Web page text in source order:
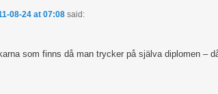
08-24 at 07:08 said:
som finns då man trycker på själva diplomen –